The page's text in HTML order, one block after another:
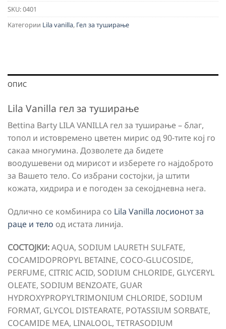
SKU:0401
Категории Lila vanilla, Гел за туширање
ОПИС
Lila Vanilla гел за туширање
Bettina Barty LILA VANILLA гел за туширање – благ,
топол и истовремено цветен мирис од 90-тите кој го
сакаа многумина. Дозволете да бидете
воодушевени од мирисот и изберете го најдоброто
за Вашето тело. Со избрани состојки, ја штити
кожата, хидрира и е погоден за секојдневна нега.
Одлично се комбинира со Lila Vanilla лосионот за
раце и тело од истата линија.
СОСТОЈКИ:AQUA, SODIUM LAURETH SULFATE,
COCAMIDOPROPYL BETAINE, COCO-GLUCOSIDE,
PERFUME, CITRIC ACID, SODIUM CHLORIDE, GLYCERYL
OLEATE, SODIUM BENZOATE, GUAR
HYDROXYPROPYLTRIMONIUM CHLORIDE, SODIUM
FORMAT, GLYCOL DISTEARATE, POTASSIUM SORBATE,
COCAMIDE MEA, LINALOOL, TETRASODIUM